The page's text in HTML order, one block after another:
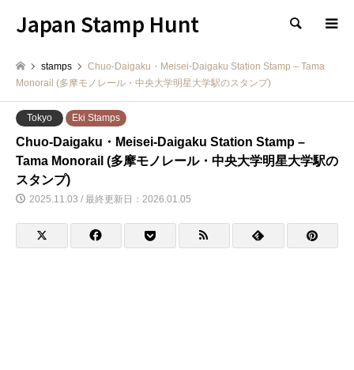
Japan Stamp Hunt 検索
stamps
Chuo-Daigaku・Meisei-Daigaku Station Stamp – Tama
Monorail (多摩モノレール・中央大学明星大学駅のスタンプ)
Tokyo Eki Stamps
Chuo-Daigaku・Meisei-Daigaku Station Stamp –
Tama Monorail (多摩モノレール・中央大学明星大学駅の
スタンプ)
2025.11.03 / 最終更新日：2026.01.05